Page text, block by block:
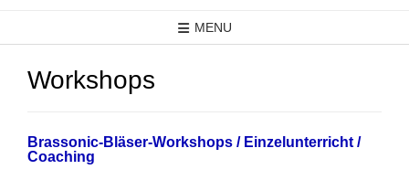
MENU
Workshops
Brassonic-Bläser-Workshops / Einzelunterricht /
Coaching